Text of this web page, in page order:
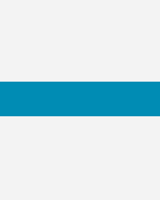
pipeline (rendering).
der Energiewirtschaft
hybrider
Windparks. Ohne die
für Strom